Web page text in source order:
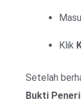
Klik
Setelah
Bukti